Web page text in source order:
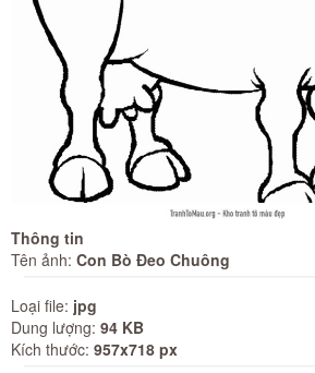
Thông tin
Tên ảnh: Con Bò Đeo Chuông
Loại file: jpg
Dung lượng: 94 KB
Kích thước: 957x718 px